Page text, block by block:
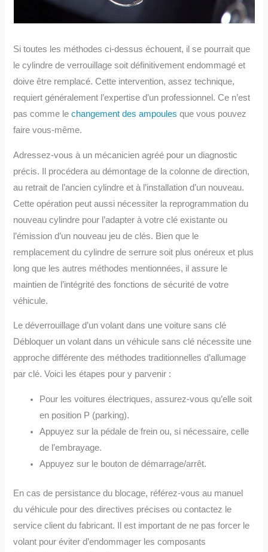
Si toutes les méthodes ci-dessus échouent, il se pourrait que
le cylindre de verrouillage soit définitivement endommagé et
doive être remplacé. Cette intervention, assez technique,
requiert généralement l’expertise d’un professionnel. Ce n’est
pas comme lechangement des ampoules que vous pouvez
faire vous-même.
Adressez-vous à un mécanicien agréé pour un diagnostic
précis. Il procédera au démontage de la colonne de direction,
au retrait de l’ancien cylindre et à l’installation d’un nouveau.
Cette opération peut aussi nécessiter la reprogrammation du
nouveau cylindre pour l’adapter à votre clé existante ou
l’émission d’un nouveau jeu de clés. Bien que le
remplacement du cylindre de serrure soit plus onéreux et plus
long que les autres méthodes mentionnées, il assure le
maintien de l’intégrité des fonctions de sécurité de votre
véhicule.
Le déverrouillage d’un volant dans une voiture sans clé
Débloquer un volant dans un véhicule sans clé nécessite une
approche différente des méthodes traditionnelles d’allumage
par clé. Voici les étapes pour y parvenir :
Pour les voitures électriques, assurez-vous qu’elle soit
en position P (parking).
Appuyez sur la pédale de frein ou, si nécessaire, celle
de l’embrayage.
Appuyez sur le bouton de démarrage/arrêt.
En cas de persistance du blocage, référez-vous au manuel
du véhicule pour des directives précises ou contactez le
service client du fabricant. Il est important de ne pas forcer le
volant pour éviter d’endommager les composants